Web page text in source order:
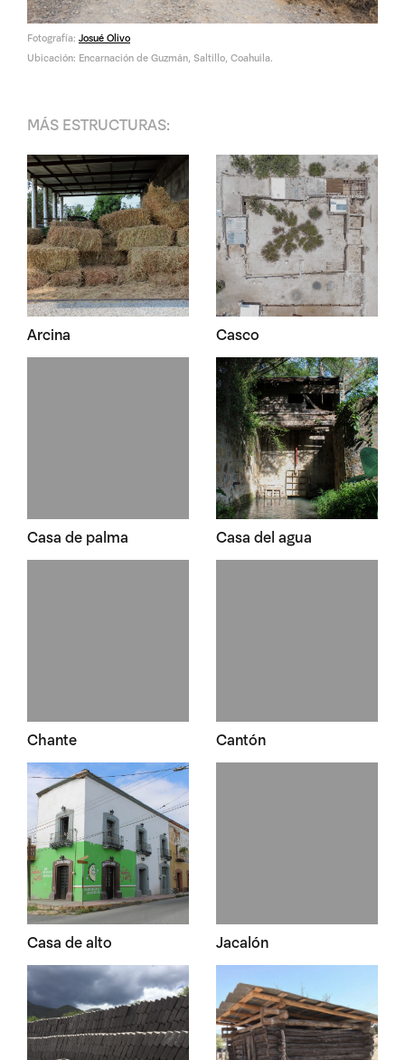
Fotografía: Josué Olivo
Ubicación: Encarnación de Guzmán, Saltillo, Coahuila.
MÁS ESTRUCTURAS:
Arcina Casco
Casa de palma Casa del agua
Chante Cantón
Casa de alto Jacalón